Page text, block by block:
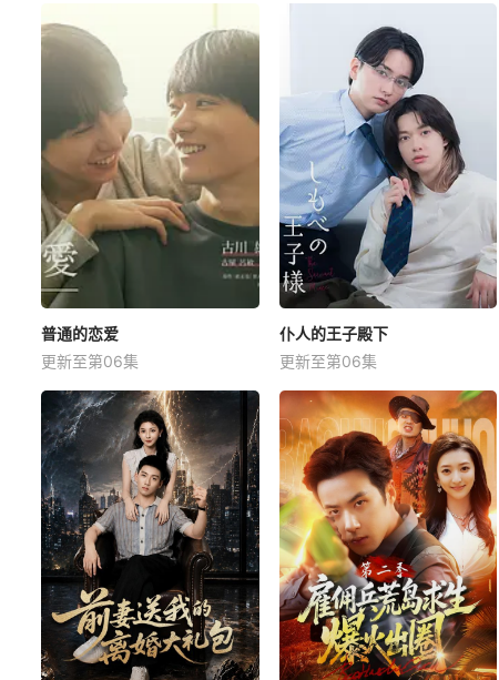
普通的恋爱
更新至第06集
仆人的王子殿下
更新至第06集